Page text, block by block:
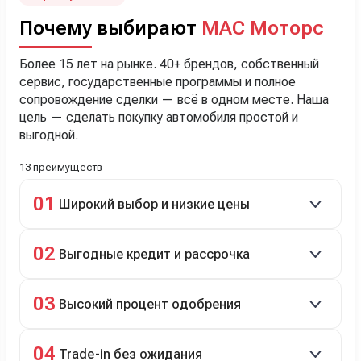
Почему выбирают МАС Моторс
Более 15 лет на рынке. 40+ брендов, собственный
сервис, государственные программы и полное
сопровождение сделки — всё в одном месте. Наша
цель — сделать покупку автомобиля простой и
выгодной.
13 преимуществ
01 Широкий выбор и низкие цены
подержанные авто.
02 Выгодные кредит и рассрочка
рассрочка 0% на 2 года при первом взносе 35–50%.
03 Высокий процент одобрения
04 Trade-in без ожидания